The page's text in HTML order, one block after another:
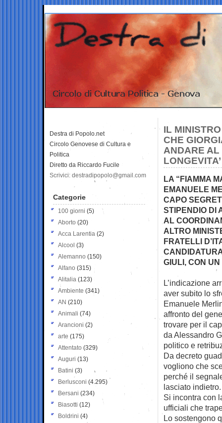
IL
CHE
ANDARE AL
LA “FIAMMA
EMANUELE
CAPO
STIPENDIO DI
AL
ALTRO
FRATELLI
GIULI, CON
L’indicazione
aver subito lo
Emanuele
affronto del
trovare per il
da Alessandro
politico e
Da decreto
vogliono che
perché il
lasciato
Si incontra con
ufficiali che
Lo sostengono
Destra di Popolo.net
Circolo Genovese di Cultura e
Politica
Diretto da Riccardo Fucile
Scrivici: destradipopolo@gmail.com
Categorie
100 giorni (5)
Aborto (20)
Acca Larentia (2)
Alcool (3)
Alemanno (150)
Alfano (315)
Alitalia (123)
Ambiente (341)
AN (210)
Animali (74)
Arancioni (2)
arte (175)
Attentato (329)
Auguri (13)
Batini (3)
Berlusconi (4.295)
Bersani (234)
Biasotti (12)
Boldrini (4)